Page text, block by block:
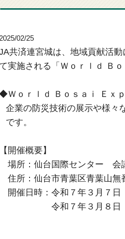
2025/02/25
共済連宮城は、地域貢献活
て実施される「Ｗｏｒｌｄ Ｂ
Ｗｏｒｌｄ Ｂｏｓａｉ Ｅｘ
企業の防災技術の展示や様々
です。
【開催概要】
場所：仙台国際センター 会
住所：仙台市青葉区青葉山無
開催日時：令和７年３月７日
令和７年３月８日（土